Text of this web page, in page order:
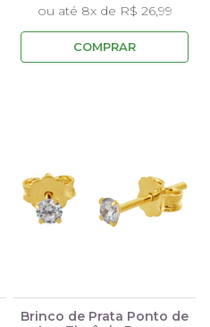
ou até 8x de R$ 26,99
COMPRAR
Brinco de Prata Ponto de